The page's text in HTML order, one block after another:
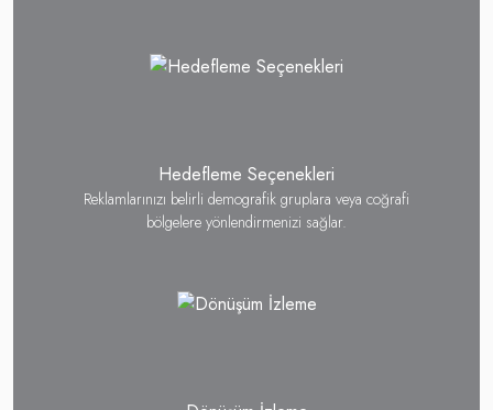
Hedefleme Seçenekleri
Reklamlarınızı belirli demografik gruplara veya coğrafi
bölgelere yönlendirmenizi sağlar.